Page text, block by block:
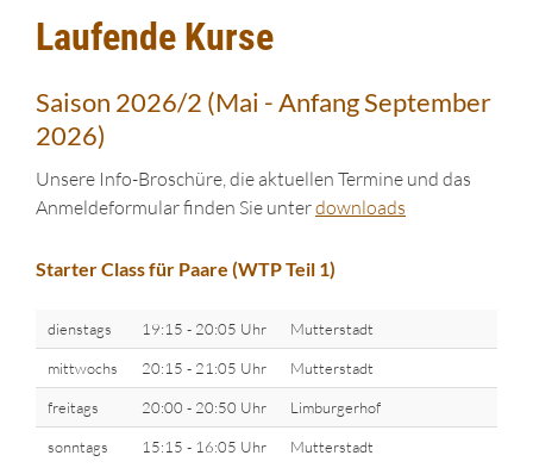
Laufende Kurse
Saison 2026/2 (Mai - Anfang September
2026)
Unsere Info-Broschüre, die aktuellen Termine und das
Anmeldeformular finden Sie unterdownloads
Starter Class für Paare (WTP Teil 1)
dienstags 19:15 - 20:05 Uhr Mutterstadt
mittwochs 20:15 - 21:05 Uhr Mutterstadt
freitags 20:00 - 20:50 Uhr Limburgerhof
sonntags 15:15 - 16:05 Uhr Mutterstadt